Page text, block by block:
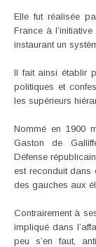
Elle fut réalisée
France à
instaurant un
Il fait ainsi établir
politiques et
les supérieurs
Nommé en 1900
Gaston de
Défense
est reconduit dans
des gauches aux
Contrairement à
impliqué dans
peu s’en faut,